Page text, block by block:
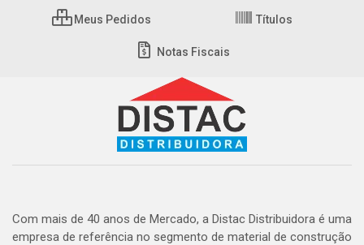
Meus Pedidos Títulos
Notas Fiscais
Com mais de 40 anos de Mercado, a Distac Distribuidora é uma
empresa de referência no segmento de material de construção